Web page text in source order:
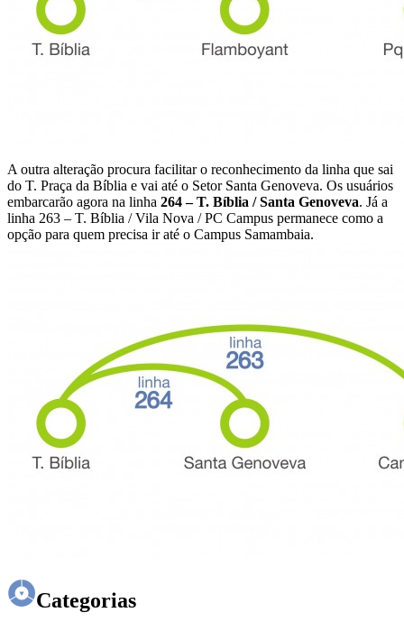
A outra alteração procura facilitar o reconhecimento da linha que sai
do T. Praça da Bíblia e vai até o Setor Santa Genoveva. Os usuários
embarcarão agora na linha 264 – T. Bíblia / Santa Genoveva. Já a
linha 263 – T. Bíblia / Vila Nova / PC Campus permanece como a
opção para quem precisa ir até o Campus Samambaia.
Categorias